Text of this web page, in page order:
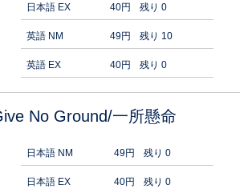
日本語 EX 40円 残り 0
英語 NM 49円 残り 10
英語 EX 40円 残り 0
No Ground/一所懸命
日本語 NM 49円 残り 0
日本語 EX 40円 残り 0